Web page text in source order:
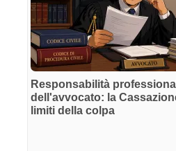
Responsabilità
dell'avvocato: la
limiti della colpa